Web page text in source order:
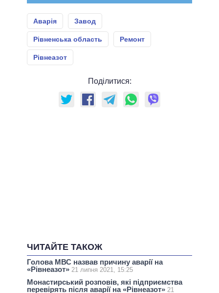
Аварія Завод
Рівненська область Ремонт
Рівнеазот
Поділитися:
ЧИТАЙТЕ ТАКОЖ
Голова МВС назвав причину аварії на
«Рівнеазот» 21 липня 2021, 15:25
Монастирський розповів, які підприємства
перевірять після аварії на «Рівнеазот» 21